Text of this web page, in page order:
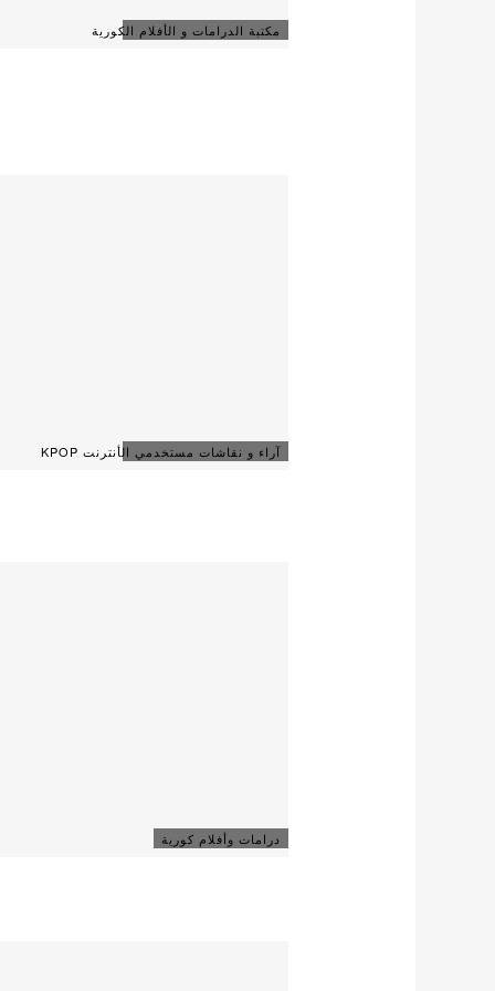
مكتبة الدرامات و الأفلام الكورية
آراء و نقاشات مستخدمي الأنترنت KPOP
درامات وأفلام كورية